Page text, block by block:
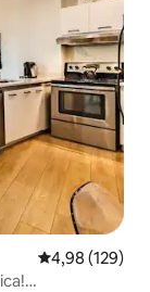
Prosječna
4,98 (129)